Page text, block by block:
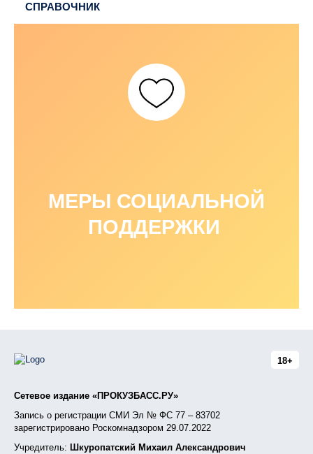
СПРАВОЧНИК
МЕРЫ СОЦИАЛЬНОЙ
ПОДДЕРЖКИ
18+
Сетевое издание «ПРОКУЗБАСС.РУ»
Запись о регистрации СМИ Эл № ФС 77 – 83702
зарегистрировано Роскомнадзором 29.07.2022
Учредитель: Шкуропатский Михаил Александрович